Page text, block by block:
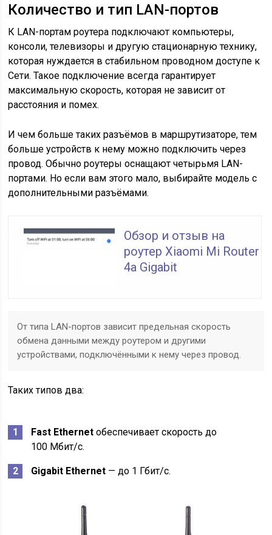
Количество и тип LAN-портов
К LAN-портам роутера подключают компьютеры,
консоли, телевизоры и другую стационарную технику,
которая нуждается в стабильном проводном доступе к
Сети. Такое подключение всегда гарантирует
максимальную скорость, которая не зависит от
расстояния и помех.
И чем больше таких разъёмов в маршрутизаторе, тем
больше устройств к нему можно подключить через
провод. Обычно роутеры оснащают четырьмя LAN-
портами. Но если вам этого мало, выбирайте модель с
дополнительными разъёмами.
Обзор и отзыв на
роутер Xiaomi Mi Router
4a Gigabit
От типа LAN-портов зависит предельная скорость
обмена данными между роутером и другими
устройствами, подключёнными к нему через провод.
Таких типов два:
Fast Ethernet обеспечивает скорость до
100 Мбит/с.
Gigabit Ethernet — до 1 Гбит/с.